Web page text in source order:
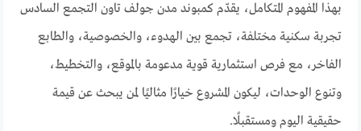
بهذا المفهوم المتكامل، يقدّم كمبوند مدن جولف تاون التجمع السادس
تجربة سكنية مختلفة، تجمع بين الهدوء، والخصوصية، والطابع
الفاخر، مع فرص استثمارية قوية مدعومة بالموقع، والتخطيط،
وتنوع الوحدات، ليكون المشروع خيارًا مثاليًا لمن يبحث عن قيمة
حقيقية اليوم ومستقبلًا.